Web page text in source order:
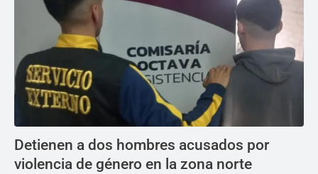
Detienen a dos hombres acusados por
violencia de género en la zona norte